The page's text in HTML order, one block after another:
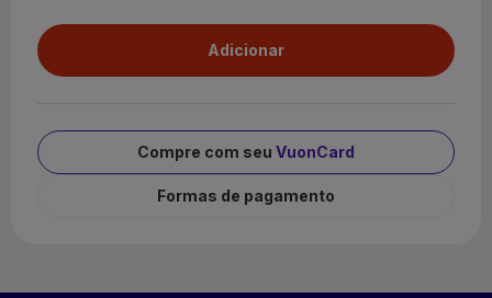
Compre com seu VuonCard
Formas de pagamento